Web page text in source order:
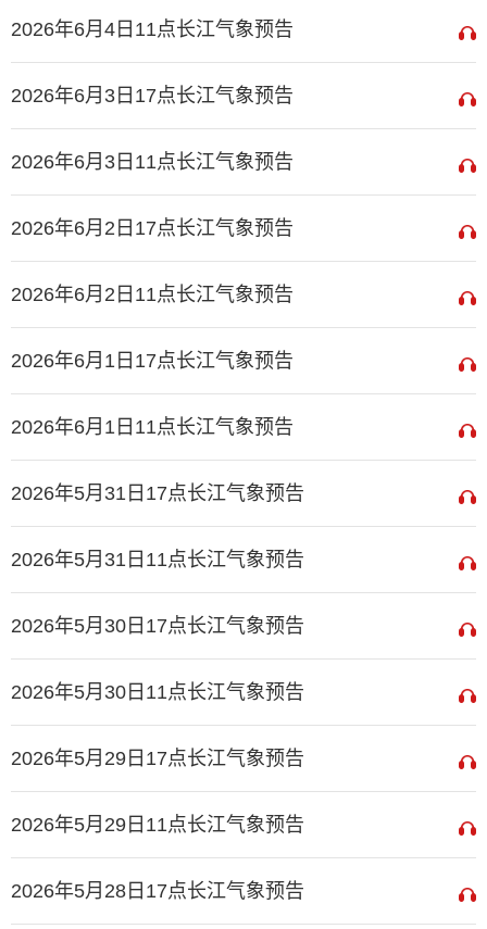
2026年6月4日11点长江气象预告
2026年6月3日17点长江气象预告
2026年6月3日11点长江气象预告
2026年6月2日17点长江气象预告
2026年6月2日11点长江气象预告
2026年6月1日17点长江气象预告
2026年6月1日11点长江气象预告
2026年5月31日17点长江气象预告
2026年5月31日11点长江气象预告
2026年5月30日17点长江气象预告
2026年5月30日11点长江气象预告
2026年5月29日17点长江气象预告
2026年5月29日11点长江气象预告
2026年5月28日17点长江气象预告